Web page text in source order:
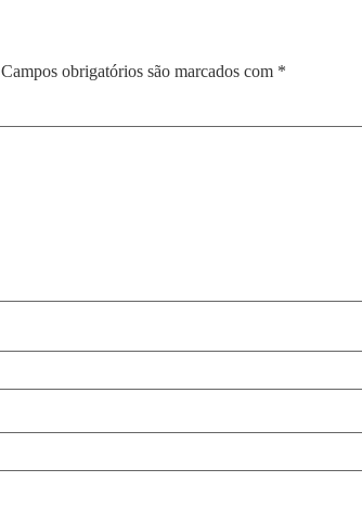
Campos obrigatórios são marcados com *